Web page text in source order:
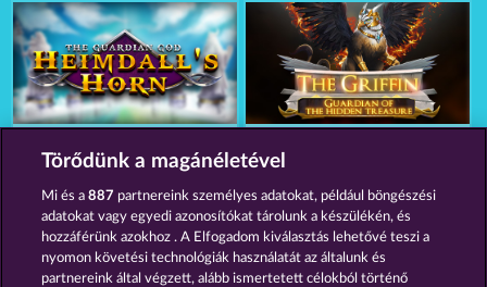
Törődünk a magánéletével
Mi és a887 partnereink személyes adatokat, például böngészési
adatokat vagy egyedi azonosítókat tárolunk a készülékén, és
hozzáférünk azokhoz . A Elfogadom kiválasztás lehetővé teszi a
nyomon követési technológiák használatát az általunk és
partnereink által végzett, alább ismertetett célokból történő